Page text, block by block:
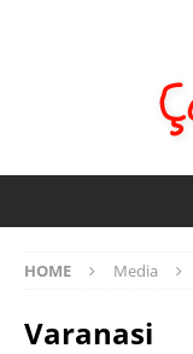
HOME Media
Varanasi